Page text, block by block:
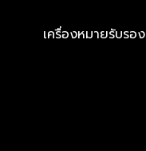
เครื่องหมายรับรอง